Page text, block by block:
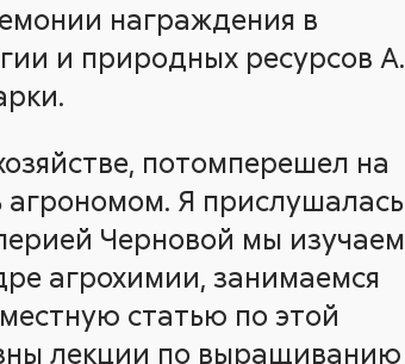
награждения в
и природных ресурсов А.
потомперешел на
агрономом. Я прислушалась
Черновой мы изучаем
агрохимии, занимаемся
статью по этой
лекции по выращиванию